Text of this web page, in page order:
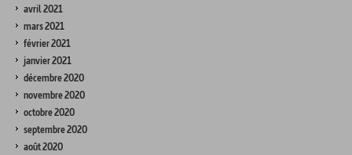
avril 2021
mars 2021
février 2021
janvier 2021
décembre 2020
novembre 2020
octobre 2020
septembre 2020
août 2020